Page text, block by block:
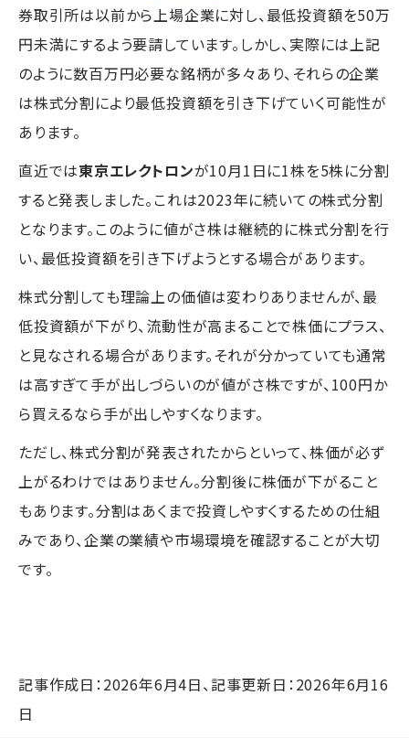
券取引所は以前から上場企業に対し、最低投資額を50万
円未満にするよう要請しています。しかし、実際には上記
のように数百万円必要な銘柄が多々あり、それらの企業
は株式分割により最低投資額を引き下げていく可能性が
あります。
直近では東京エレクトロンが10月1日に1株を5株に分割
すると発表しました。これは2023年に続いての株式分割
となります。このように値がさ株は継続的に株式分割を行
い、最低投資額を引き下げようとする場合があります。
株式分割しても理論上の価値は変わりありませんが、最
低投資額が下がり、流動性が高まることで株価にプラス、
と見なされる場合があります。それが分かっていても通常
は高すぎて手が出しづらいのが値がさ株ですが、100円か
ら買えるなら手が出しやすくなります。
ただし、株式分割が発表されたからといって、株価が必ず
上がるわけではありません。分割後に株価が下がること
もあります。分割はあくまで投資しやすくするための仕組
みであり、企業の業績や市場環境を確認することが大切
です。
記事作成日：2026年6月4日、記事更新日：2026年6月16
日